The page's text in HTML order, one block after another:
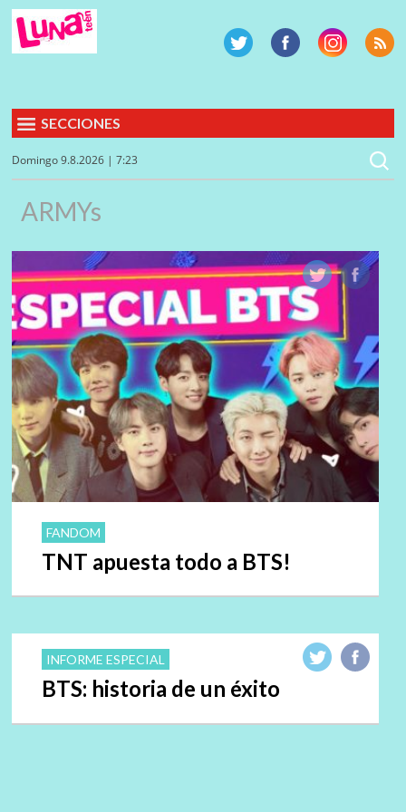
SECCIONES
Domingo 9.8.2026 | 7:23
ARMYs
FANDOM
TNT apuesta todo a BTS!
INFORME ESPECIAL
BTS: historia de un éxito